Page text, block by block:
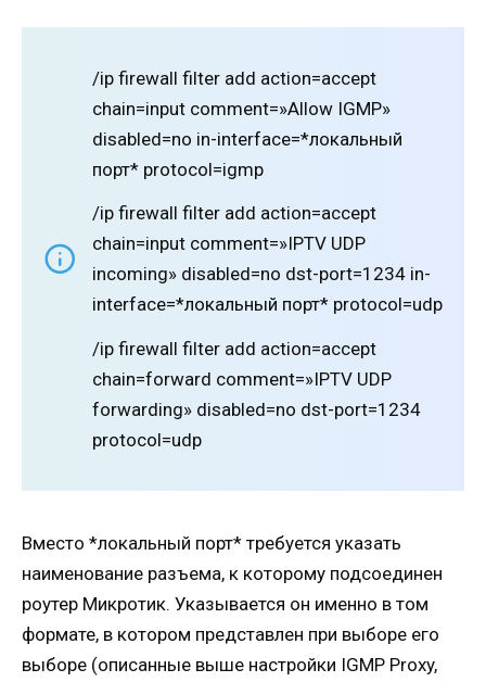
/ip firewall filter add action=accept
chain=input comment=»Allow IGMP»
disabled=no in-interface=*локальный
порт* protocol=igmp
/ip firewall filter add action=accept
chain=input comment=»IPTV UDP
incoming» disabled=no dst-port=1234 in-
interface=*локальный порт* protocol=udp
/ip firewall filter add action=accept
chain=forward comment=»IPTV UDP
forwarding» disabled=no dst-port=1234
protocol=udp
Вместо *локальный порт* требуется указать
наименование разъема, к которому подсоединен
роутер Микротик. Указывается он именно в том
формате, в котором представлен при выборе его
выборе (описанные выше настройки IGMP Proxy,